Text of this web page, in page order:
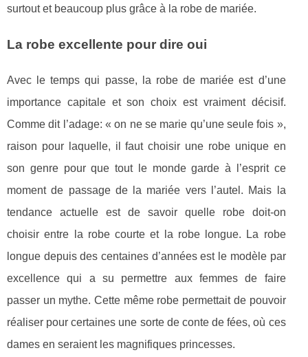
surtout et beaucoup plus grâce à la robe de mariée.
La robe excellente pour dire oui
Avec le temps qui passe, la robe de mariée est d’une
importance capitale et son choix est vraiment décisif.
Comme dit l’adage: « on ne se marie qu’une seule fois »,
raison pour laquelle, il faut choisir une robe unique en
son genre pour que tout le monde garde à l’esprit ce
moment de passage de la mariée vers l’autel. Mais la
tendance actuelle est de savoir quelle robe doit-on
choisir entre la robe courte et la robe longue. La robe
longue depuis des centaines d’années est le modèle par
excellence qui a su permettre aux femmes de faire
passer un mythe. Cette même robe permettait de pouvoir
réaliser pour certaines une sorte de conte de fées, où ces
dames en seraient les magnifiques princesses.